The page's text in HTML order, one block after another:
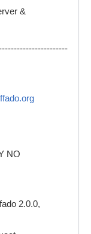
&
NO
2.0.0,